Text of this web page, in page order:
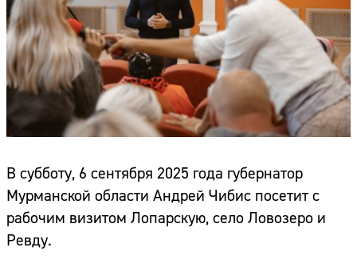
В субботу, 6 сентября 2025 года губернатор
Мурманской области Андрей Чибис посетит с
рабочим визитом Лопарскую, село Ловозеро и
Ревду.